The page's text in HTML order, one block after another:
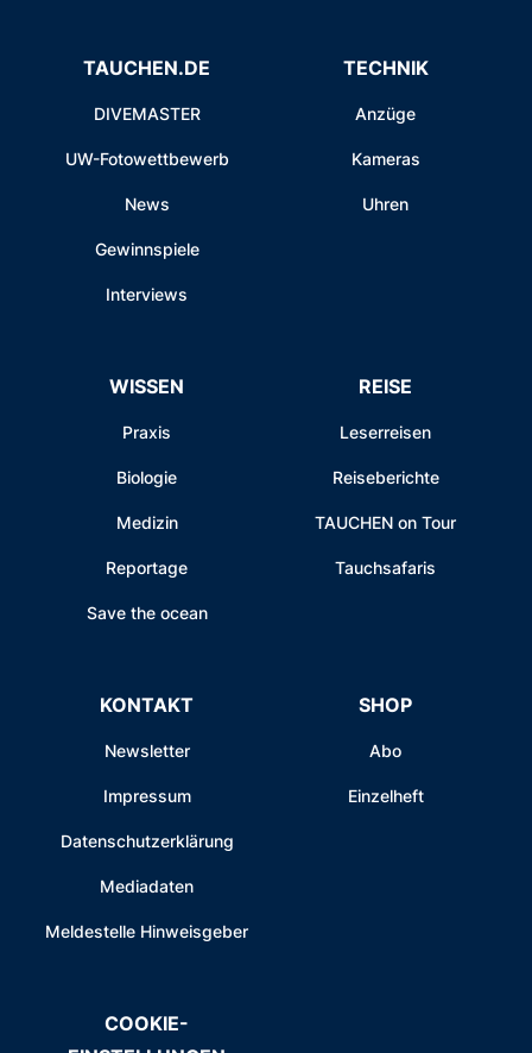
TAUCHEN.DE
DIVEMASTER
UW-Fotowettbewerb
News
Gewinnspiele
Interviews
TECHNIK
Anzüge
Kameras
Uhren
WISSEN
Praxis
Biologie
Medizin
Reportage
Save the ocean
REISE
Leserreisen
Reiseberichte
TAUCHEN on Tour
Tauchsafaris
KONTAKT
Newsletter
Impressum
Datenschutzerklärung
Mediadaten
Meldestelle Hinweisgeber
SHOP
Abo
Einzelheft
COOKIE-